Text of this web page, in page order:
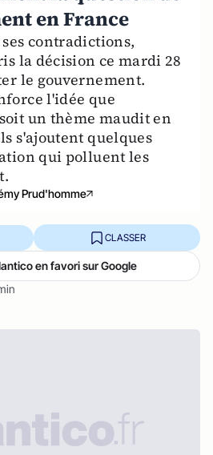
en France
contradictions,
la décision ce mardi 28
le gouvernement.
l'idée que
un thème maudit en
s'ajoutent quelques
qui polluent les
Prud'homme
CLASSER
en favori sur Google